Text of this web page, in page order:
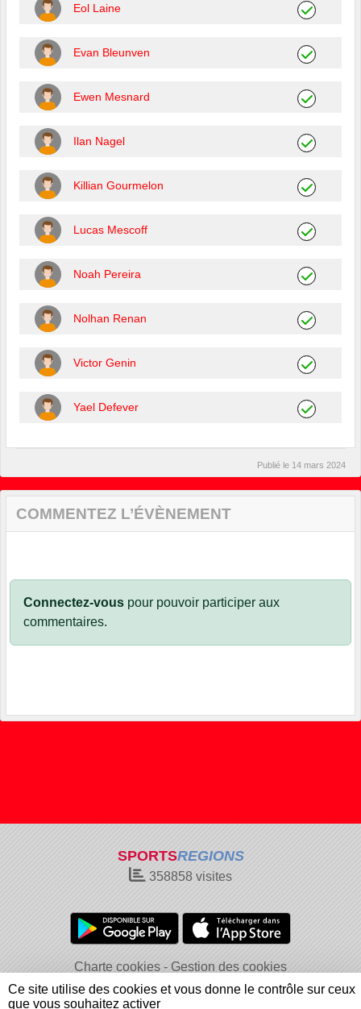
Eol Laine
Evan Bleunven
Ewen Mesnard
Ilan Nagel
Killian Gourmelon
Lucas Mescoff
Noah Pereira
Nolhan Renan
Victor Genin
Yael Defever
Publié le 14 mars 2024
COMMENTEZ L’ÉVÈNEMENT
Connectez-vous pour pouvoir participer aux
commentaires.
SPORTSREGIONS
358858 visites
Charte cookies
Gestion des cookies
Informations légales
Signaler un contenu inapproprié
Ce site utilise des cookies et vous donne le contrôle sur ceux
que vous souhaitez activer